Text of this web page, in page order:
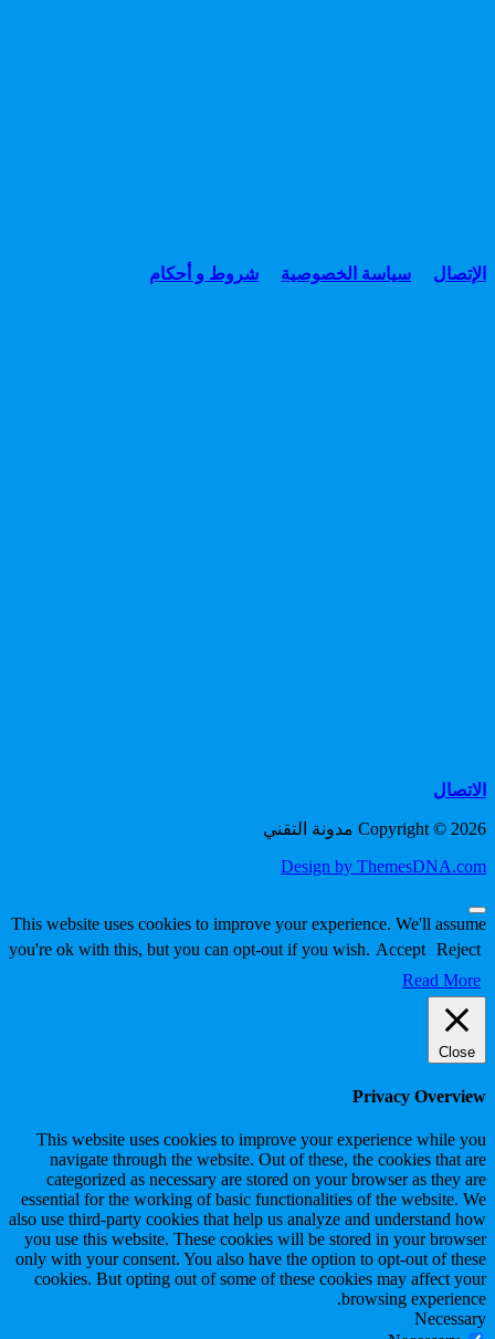
الإتصال سياسة الخصوصية شروط و أحكام
الاتصال
Copyright © 2026 مدونة التقني
Design by ThemesDNA.com
Scroll
to
Top
This website uses cookies to improve your experience. We'll assume
you're ok with this, but you can opt-out if you wish. Accept Reject
Read More
Close
Privacy Overview
This website uses cookies to improve your experience while you
navigate through the website. Out of these, the cookies that are
categorized as necessary are stored on your browser as they are
essential for the working of basic functionalities of the website. We
also use third-party cookies that help us analyze and understand how
you use this website. These cookies will be stored in your browser
only with your consent. You also have the option to opt-out of these
cookies. But opting out of some of these cookies may affect your
browsing experience.
Necessary